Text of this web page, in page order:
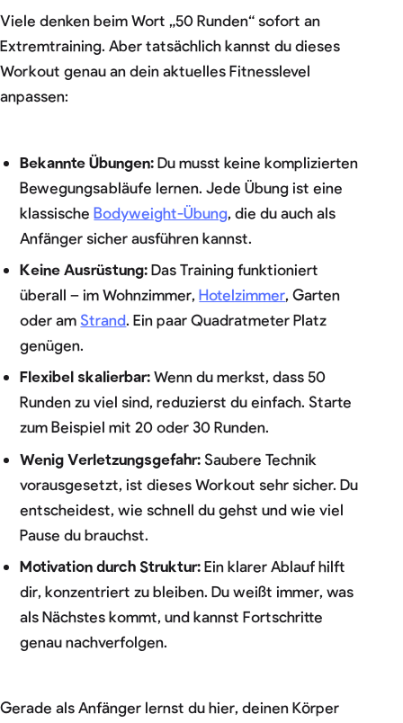
Viele denken beim Wort „50 Runden“ sofort an
Extremtraining. Aber tatsächlich kannst du dieses
Workout genau an dein aktuelles Fitnesslevel
anpassen:
Bekannte Übungen:Du musst keine komplizierten
Bewegungsabläufe lernen. Jede Übung ist eine
klassischeBodyweight-Übung, die du auch als
Anfänger sicher ausführen kannst.
Keine Ausrüstung:Das Training funktioniert
überall – im Wohnzimmer,Hotelzimmer, Garten
oder am Strand. Ein paar Quadratmeter Platz
genügen.
Flexibel skalierbar:Wenn du merkst, dass 50
Runden zu viel sind, reduzierst du einfach. Starte
zum Beispiel mit 20 oder 30 Runden.
Wenig Verletzungsgefahr: Saubere Technik
vorausgesetzt, ist dieses Workout sehr sicher. Du
entscheidest, wie schnell du gehst und wie viel
Pause du brauchst.
Motivation durch Struktur:Ein klarer Ablauf hilft
dir, konzentriert zu bleiben. Du weißt immer, was
als Nächstes kommt, und kannst Fortschritte
genau nachverfolgen.
Gerade als Anfänger lernst du hier, deinen Körper